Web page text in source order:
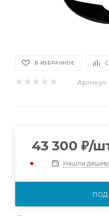
В ИЗБРАННОЕ
Артикул:
43 300 ₽/
Нашли
ПОД